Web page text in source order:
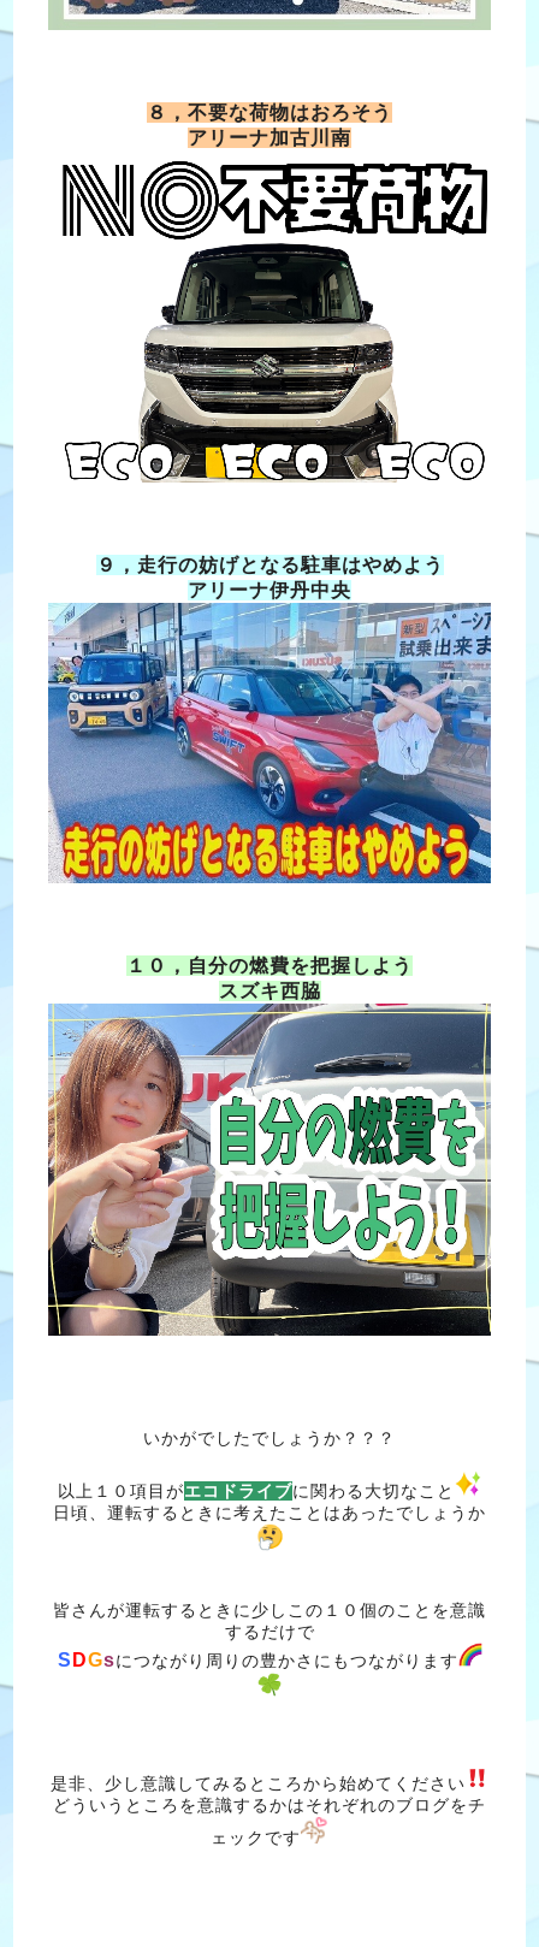
８，不要な荷物はおろそう
アリーナ加古川南
９，走行の妨げとなる駐車はやめよう
アリーナ伊丹中央
１０，自分の燃費を把握しよう
スズキ西脇
いかがでしたでしょうか？？？
以上１０項目がエコドライブに関わる大切なこと
日頃、運転するときに考えたことはあったでしょうか
皆さんが運転するときに少しこの１０個のことを意識
するだけで
S DGsにつながり周りの豊かさにもつながります
是非、少し意識してみるところから始めてください
どういうところを意識するかはそれぞれのブログをチ
ェックです